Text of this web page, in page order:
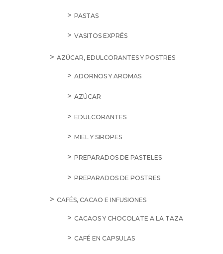
PASTAS
VASITOS EXPRÉS
AZÚCAR, EDULCORANTES Y POSTRES
ADORNOS Y AROMAS
AZÚCAR
EDULCORANTES
MIEL Y SIROPES
PREPARADOS DE PASTELES
PREPARADOS DE POSTRES
CAFÉS, CACAO E INFUSIONES
CACAOS Y CHOCOLATE A LA TAZA
CAFÉ EN CAPSULAS